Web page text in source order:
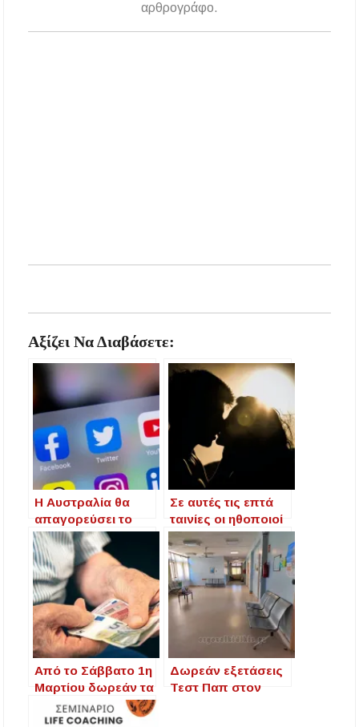
αρθρογράφο.
Αξίζει Να Διαβάσετε:
Η Αυστραλία θα
απαγορεύσει το
YouTube στα
παιδιά κάτω των 16
ετών
Σε αυτές τις επτά
ταινίες οι ηθοποιοί
έκαναν πραγματικό
σεξ
Από το Σάββατο 1η
Μαρτίου δωρεάν τα
φάρμακα σε
130.000
Δωρεάν εξετάσεις
Τεστ Παπ στον